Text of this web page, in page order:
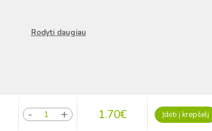
Rodyti daugiau
1.70€ Įdėti į krepšelį